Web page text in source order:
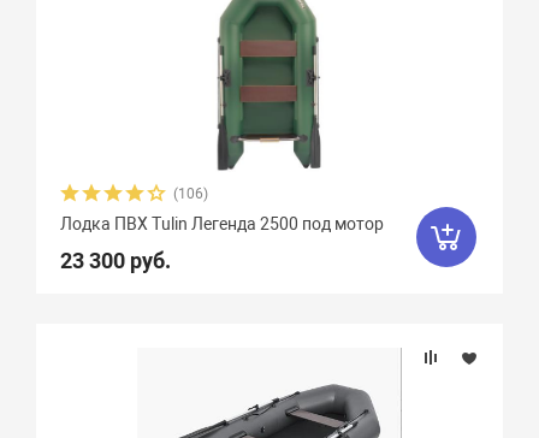
(106)
Лодка ПВХ Tulin Легенда 2500 под мотор
23 300 руб.